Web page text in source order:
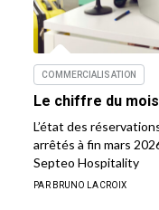
COMMERCIALISATION
Le chiffre du mois
L’état des
arrêtés à fin mars
Septeo Hospitality
PAR BRUNO LACROIX